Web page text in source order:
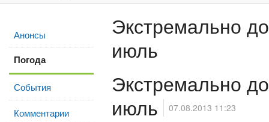
Анонсы
Погода
События
Комментарии
Экстремально
июль
Экстремально
июль
07.08.2013 11:23